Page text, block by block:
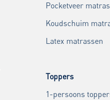
Pocketveer
Koudschuim
Latex matrassen
Toppers
1-persoons